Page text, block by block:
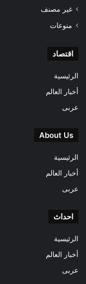
غير مصنف
منوعات
اقتصاد
الرئيسية
أخبار العالم
عربى
About Us
الرئيسية
أخبار العالم
عربى
احداث
الرئيسية
أخبار العالم
عربى